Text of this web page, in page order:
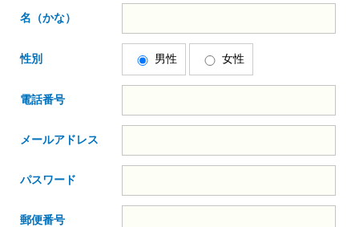
名（かな）
性別 男性 女性
電話番号
メールアドレス
パスワード
郵便番号